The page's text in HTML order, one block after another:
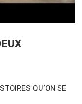
QU’ON SE